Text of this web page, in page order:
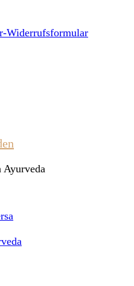
Widerrufsformular